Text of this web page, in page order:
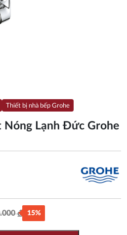
Thiết bị nhà bếp Grohe
Nóng Lạnh Đức Grohe
₫
Giá
gốc
Giá
hiện
15%